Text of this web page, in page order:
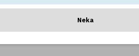
Neka
719kr 399kr